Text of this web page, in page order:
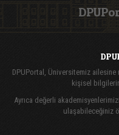
DPUPortal, Üniversitemiz
kişisel
Ayrıca değerli
ulaşabileceğiniz